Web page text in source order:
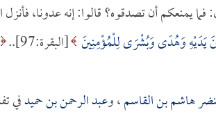
يمنعكم أن تصدقوه؟ قالوا: إنه عدونا،
يَدَيْهِ وَهُدًى وَبُشْرَى لِلْمُؤْمِنِينَ [البقرة:97]..
هاشم بن القاسم، وعبد الرحمن بن حميدفي